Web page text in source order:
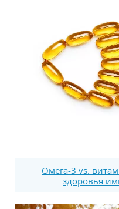
Омега-3 vs.
здоровья